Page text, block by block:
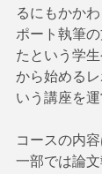
るにもかか
ポート執筆
たという学
から始める
いう講座を運
コースの内
一部では論